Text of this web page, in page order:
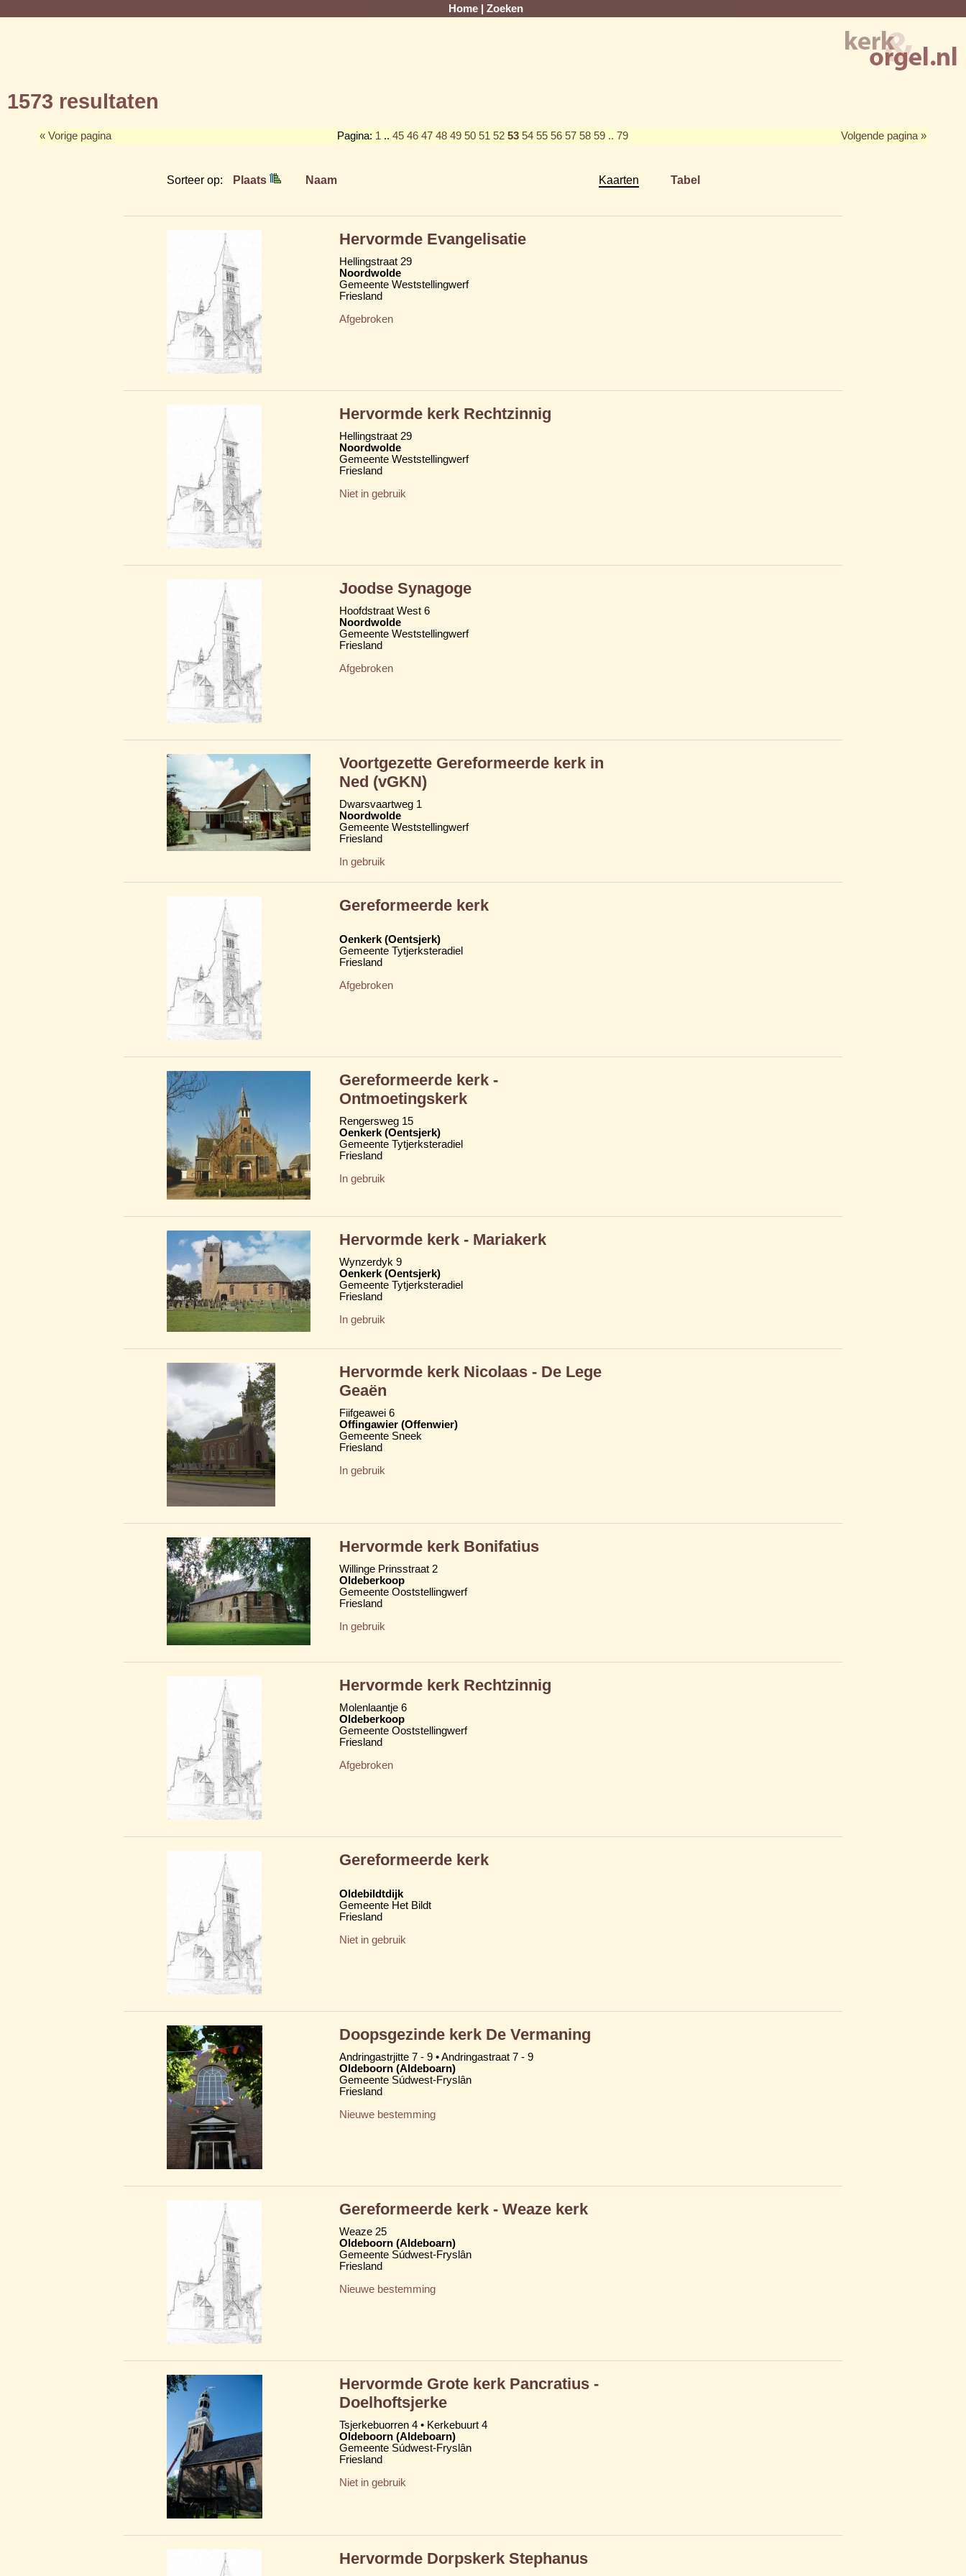
Home Zoeken
1573 resultaten
« Vorige pagina Pagina: 1 .. 45 46 47 48 49 50 51 52 53 54 55 56 57 58 59 .. 79 Volgende pagina »
Sorteer op: Plaats Naam Kaarten Tabel
Hervormde Evangelisatie
Hellingstraat 29
Noordwolde
Gemeente Weststellingwerf
Friesland
Afgebroken
Hervormde kerk Rechtzinnig
Hellingstraat 29
Noordwolde
Gemeente Weststellingwerf
Friesland
Niet in gebruik
Joodse Synagoge
Hoofdstraat West 6
Noordwolde
Gemeente Weststellingwerf
Friesland
Afgebroken
Voortgezette Gereformeerde kerk in
Ned (vGKN)
Dwarsvaartweg 1
Noordwolde
Gemeente Weststellingwerf
Friesland
In gebruik
Gereformeerde kerk
Oenkerk (Oentsjerk)
Gemeente Tytjerksteradiel
Friesland
Afgebroken
Gereformeerde kerk -
Ontmoetingskerk
Rengersweg 15
Oenkerk (Oentsjerk)
Gemeente Tytjerksteradiel
Friesland
In gebruik
Hervormde kerk - Mariakerk
Wynzerdyk 9
Oenkerk (Oentsjerk)
Gemeente Tytjerksteradiel
Friesland
In gebruik
Hervormde kerk Nicolaas - De Lege
Geaën
Fiifgeawei 6
Offingawier (Offenwier)
Gemeente Sneek
Friesland
In gebruik
Hervormde kerk Bonifatius
Willinge Prinsstraat 2
Oldeberkoop
Gemeente Ooststellingwerf
Friesland
In gebruik
Hervormde kerk Rechtzinnig
Molenlaantje 6
Oldeberkoop
Gemeente Ooststellingwerf
Friesland
Afgebroken
Gereformeerde kerk
Oldebildtdijk
Gemeente Het Bildt
Friesland
Niet in gebruik
Doopsgezinde kerk De Vermaning
Andringastrjitte 7 - 9 • Andringastraat 7 - 9
Oldeboorn (Aldeboarn)
Gemeente Súdwest-Fryslân
Friesland
Nieuwe bestemming
Gereformeerde kerk - Weaze kerk
Weaze 25
Oldeboorn (Aldeboarn)
Gemeente Súdwest-Fryslân
Friesland
Nieuwe bestemming
Hervormde Grote kerk Pancratius -
Doelhoftsjerke
Tsjerkebuorren 4 • Kerkebuurt 4
Oldeboorn (Aldeboarn)
Gemeente Súdwest-Fryslân
Friesland
Niet in gebruik
Hervormde Dorpskerk Stephanus